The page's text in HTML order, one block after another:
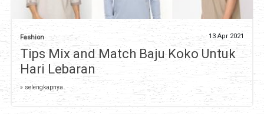
Fashion 13 Apr 2021
Tips Mix and Match Baju Koko Untuk
Hari Lebaran
» selengkapnya